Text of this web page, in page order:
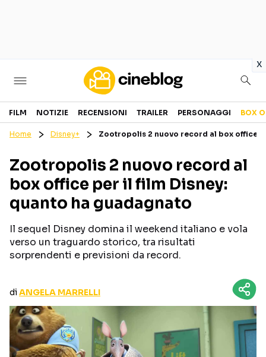
x
Cinema
GENERI
PERSONAGGI
CANALI STREAMING
Categorie
NOTIZIE
RECENSIONI
TRAILER
Seguici sui social
FILM NOTIZIE RECENSIONI TRAILER PERSONAGGI BOX
Home Disney+ Zootropolis 2 nuovo record al box office
Zootropolis 2 nuovo record al
box office per il film Disney:
quanto ha guadagnato
Il sequel Disney domina il weekend italiano e vola
verso un traguardo storico, tra risultati
sorprendenti e previsioni da record.
diANGELA MARRELLI